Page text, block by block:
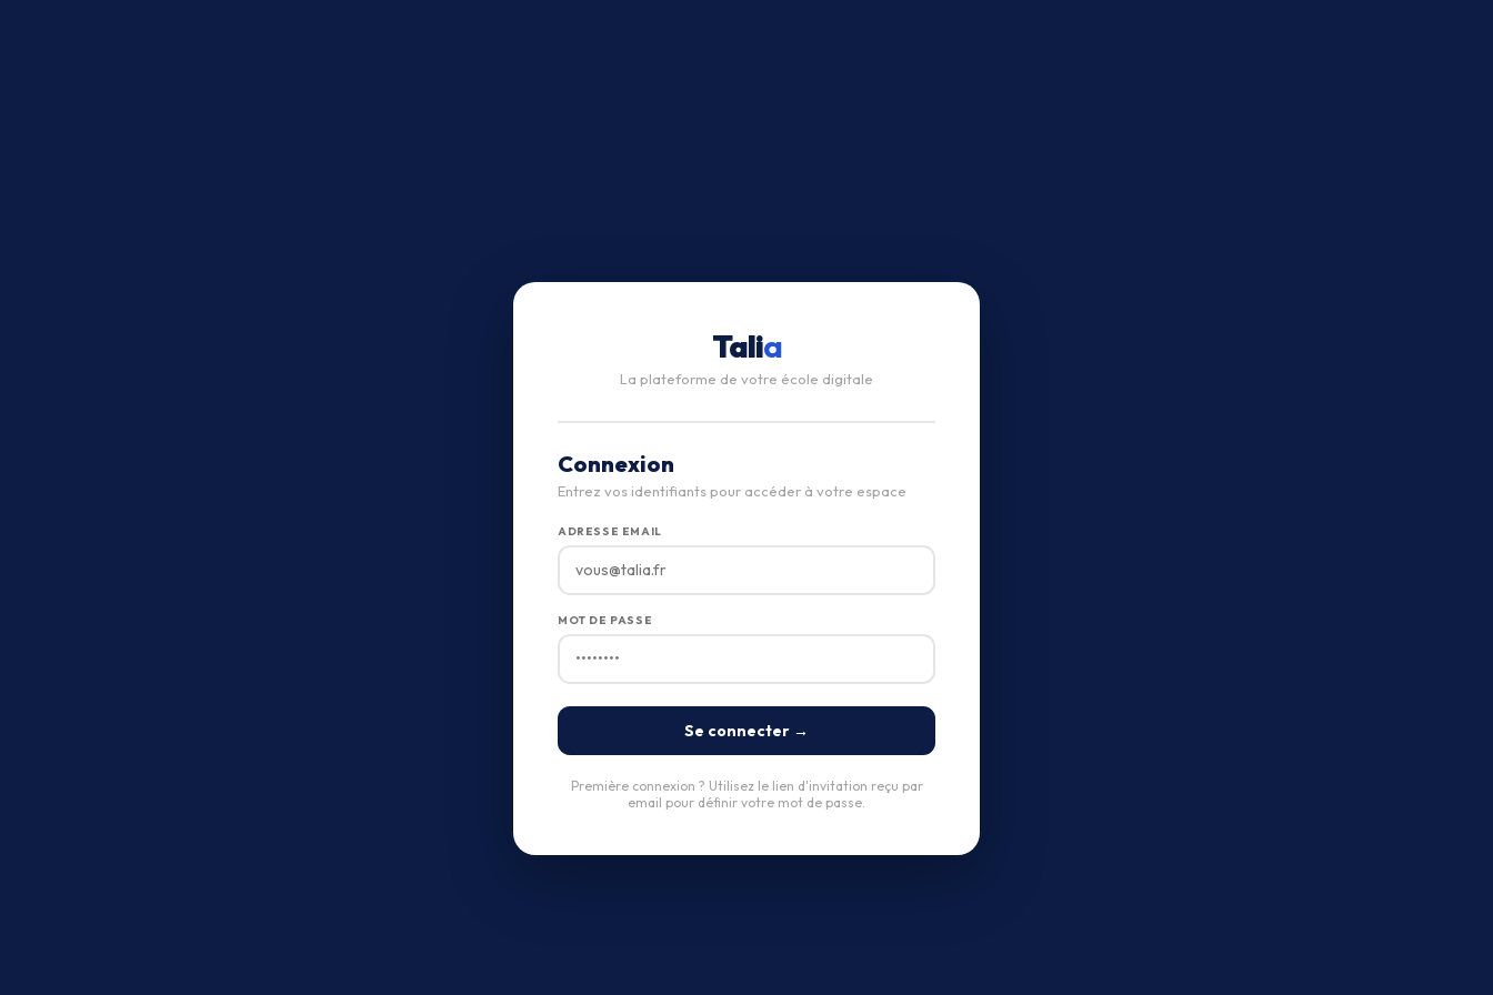
Talia
La plateforme de votre école digitale
Connexion
Entrez vos identifiants pour accéder à votre espace
ADRESSE EMAIL
MOT DE PASSE
Se connecter →
Première connexion ? Utilisez le lien d'invitation reçu par
email pour définir votre mot de passe.